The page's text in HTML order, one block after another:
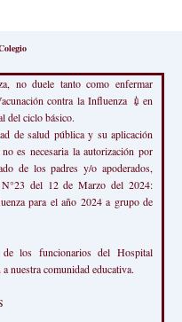
no duele tanto como enfermar
contra la Influenza 💉en
del ciclo básico.
de salud pública y su aplicación
es necesaria la autorización por
de los padres y/o apoderados,
del 12 de Marzo del 2024:
para el año 2024 a grupo de
de los funcionarios del Hospital
nuestra comunidad educativa.